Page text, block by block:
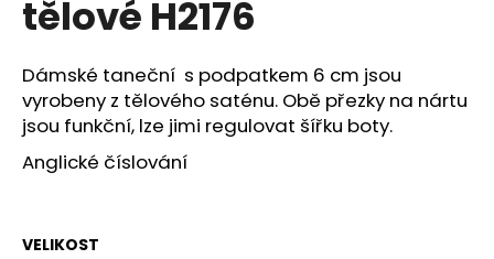
tělové H2176
Dámské taneční s podpatkem 6 cm jsou
vyrobeny z tělového saténu. Obě přezky na nártu
jsou funkční, lze jimi regulovat šířku boty.
Anglické číslování
VELIKOST
a
í
t
?